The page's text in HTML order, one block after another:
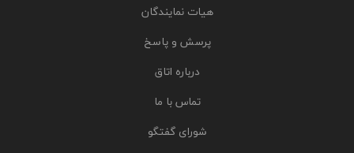
هیات نمایندگان
پرسش و پاسخ
درباره اتاق
تماس با ما
شورای گفتگو